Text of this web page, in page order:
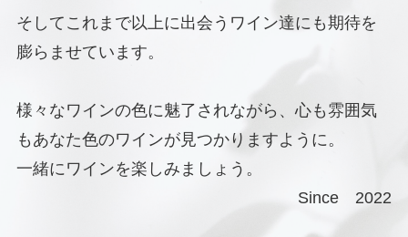
そしてこれまで以上に出会うワイン達にも期待を
膨らませています。
様々なワインの色に魅了されながら、心も雰囲気
もあなた色のワインが見つかりますように。
一緒にワインを楽しみましょう。
Since 2022